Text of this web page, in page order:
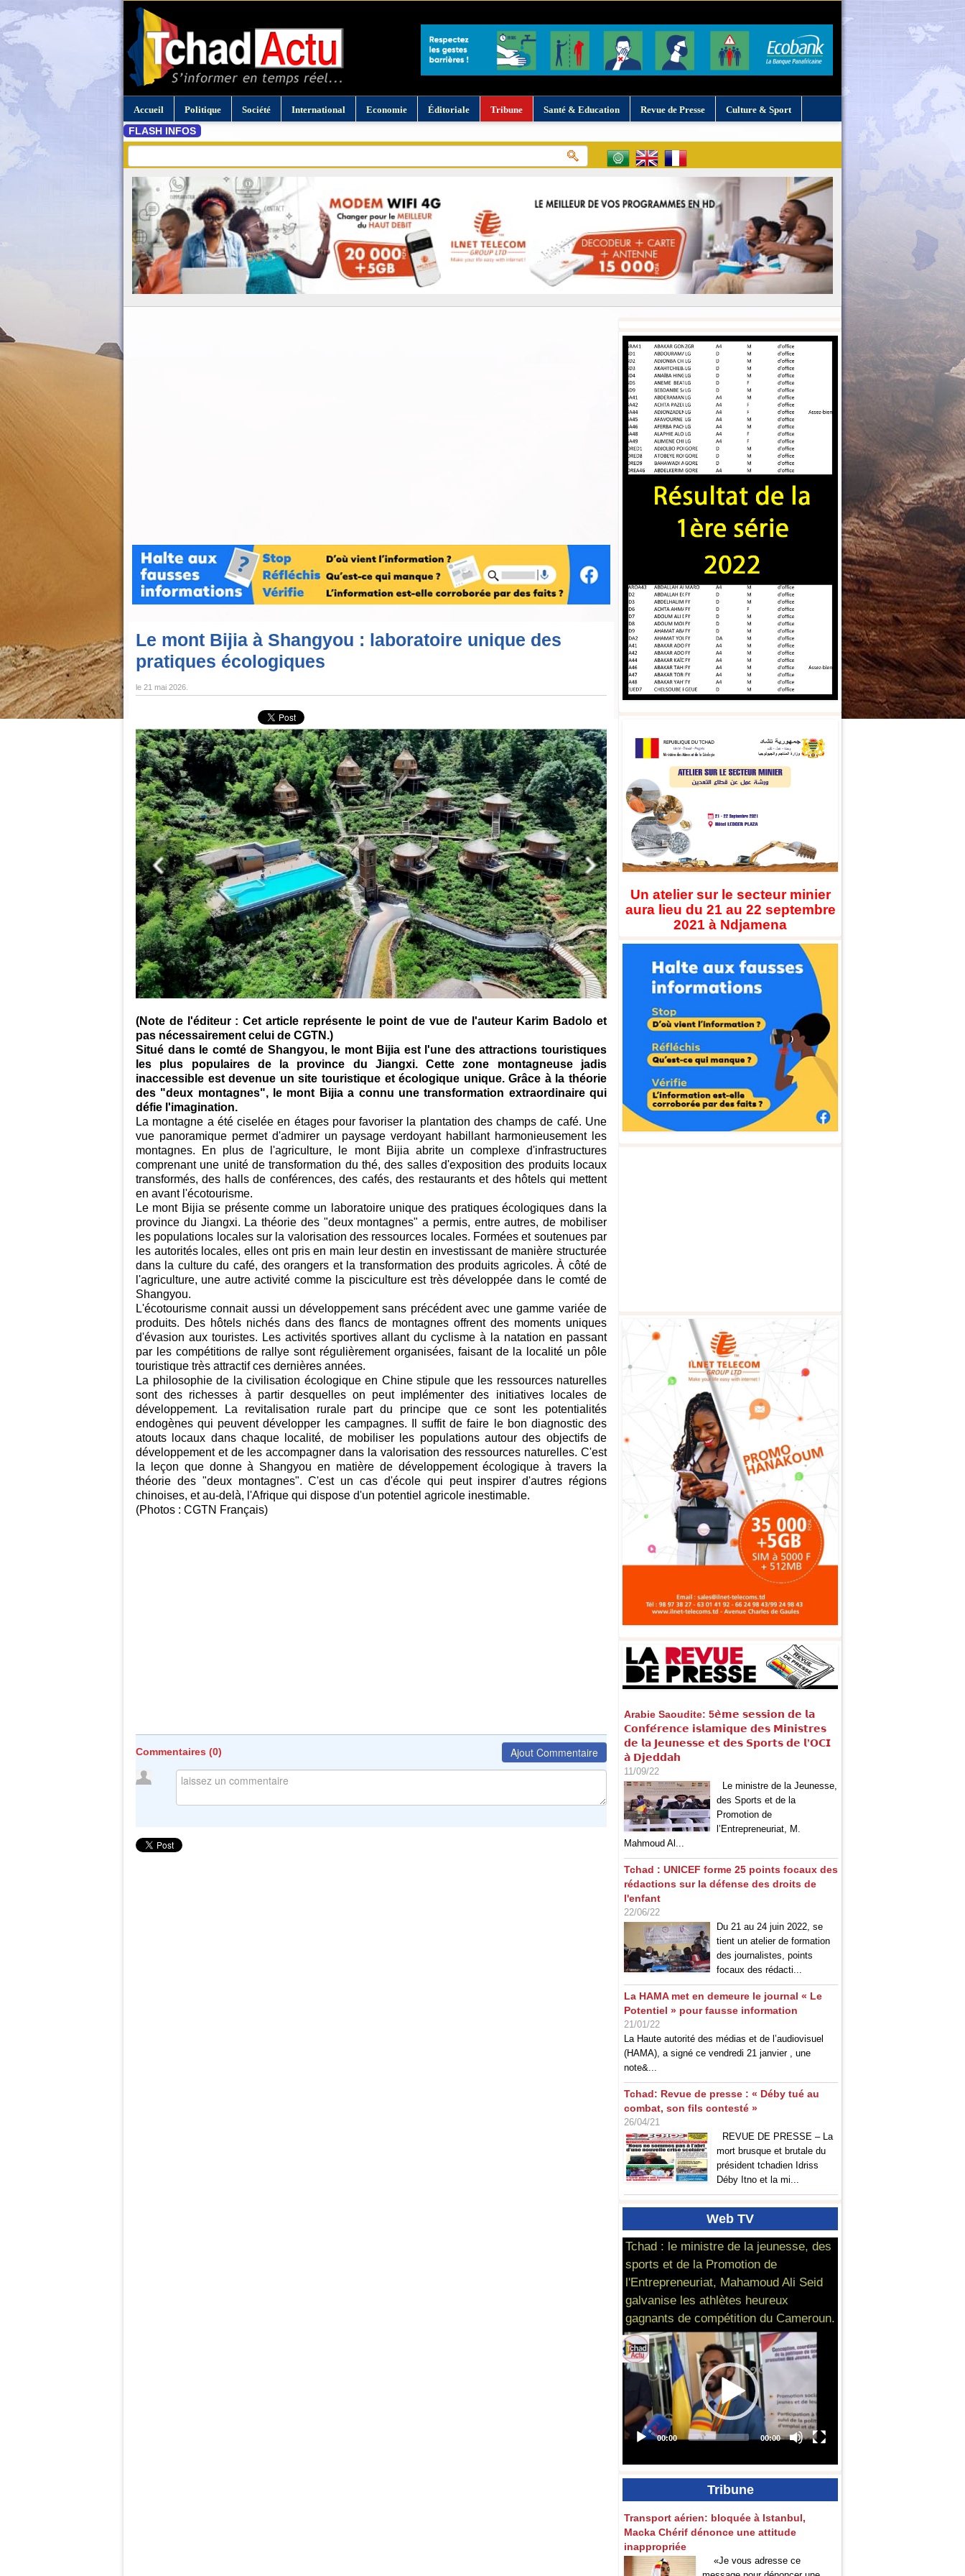
Accueil Politique Société International Economie Éditoriale Tribune Santé & Education Revue de Presse Culture & Sport
FLASH INFOS
Le mont Bijia à Shangyou : laboratoire unique des
pratiques écologiques
le 21 mai 2026
(Note de l'éditeur : Cet article représente le point de vue de l'auteur Karim Badolo et
pas nécessairement celui de CGTN.)
Situé dans le comté de Shangyou, le mont Bijia est l'une des attractions touristiques
les plus populaires de la province du Jiangxi. Cette zone montagneuse jadis
inaccessible est devenue un site touristique et écologique unique. Grâce à la théorie
des "deux montagnes", le mont Bijia a connu une transformation extraordinaire qui
défie l'imagination.
La montagne a été ciselée en étages pour favoriser la plantation des champs de café. Une
vue panoramique permet d'admirer un paysage verdoyant habillant harmonieusement les
montagnes. En plus de l'agriculture, le mont Bijia abrite un complexe d'infrastructures
comprenant une unité de transformation du thé, des salles d'exposition des produits locaux
transformés, des halls de conférences, des cafés, des restaurants et des hôtels qui mettent
en avant l'écotourisme.
Le mont Bijia se présente comme un laboratoire unique des pratiques écologiques dans la
province du Jiangxi. La théorie des "deux montagnes" a permis, entre autres, de mobiliser
les populations locales sur la valorisation des ressources locales. Formées et soutenues par
les autorités locales, elles ont pris en main leur destin en investissant de manière structurée
dans la culture du café, des orangers et la transformation des produits agricoles. À côté de
l'agriculture, une autre activité comme la pisciculture est très développée dans le comté de
Shangyou.
L'écotourisme connait aussi un développement sans précédent avec une gamme variée de
produits. Des hôtels nichés dans des flancs de montagnes offrent des moments uniques
d'évasion aux touristes. Les activités sportives allant du cyclisme à la natation en passant
par les compétitions de rallye sont régulièrement organisées, faisant de la localité un pôle
touristique très attractif ces dernières années.
La philosophie de la civilisation écologique en Chine stipule que les ressources naturelles
sont des richesses à partir desquelles on peut implémenter des initiatives locales de
développement. La revitalisation rurale part du principe que ce sont les potentialités
endogènes qui peuvent développer les campagnes. Il suffit de faire le bon diagnostic des
atouts locaux dans chaque localité, de mobiliser les populations autour des objectifs de
développement et de les accompagner dans la valorisation des ressources naturelles. C'est
la leçon que donne à Shangyou en matière de développement écologique à travers la
théorie des "deux montagnes". C'est un cas d'école qui peut inspirer d'autres régions
chinoises, et au-delà, l'Afrique qui dispose d'un potentiel agricole inestimable.
(Photos : CGTN Français)
Commentaires (0) Ajout Commentaire
Un atelier sur le secteur minier
aura lieu du 21 au 22 septembre
2021 à Ndjamena
Arabie Saoudite: 5𝗲̀𝗺𝗲 𝘀𝗲𝘀𝘀𝗶𝗼𝗻 𝗱𝗲 𝗹𝗮
𝗖𝗼𝗻𝗳𝗲́𝗿𝗲𝗻𝗰𝗲 𝗶𝘀𝗹𝗮𝗺𝗶𝗾𝘂𝗲 𝗱𝗲𝘀 𝗠𝗶𝗻𝗶𝘀𝘁𝗿𝗲𝘀
𝗱𝗲 𝗹𝗮 𝗝𝗲𝘂𝗻𝗲𝘀𝘀𝗲 𝗲𝘁 𝗱𝗲𝘀 𝗦𝗽𝗼𝗿𝘁𝘀 𝗱𝗲 𝗹’𝗢𝗖𝗜
𝗮̀ 𝗗𝗷𝗲𝗱𝗱𝗮𝗵
11/09/22
Le ministre de la Jeunesse,
des Sports et de la
Promotion de
l’Entrepreneuriat, M.
Mahmoud Al...
Tchad : UNICEF forme 25 points focaux des
rédactions sur la défense des droits de
l'enfant
22/06/22
Du 21 au 24 juin 2022, se
tient un atelier de formation
des journalistes, points
focaux des rédacti...
La HAMA met en demeure le journal « Le
Potentiel » pour fausse information
21/01/22
La Haute autorité des médias et de l’audiovisuel
(HAMA), a signé ce vendredi 21 janvier , une
note&...
Tchad: Revue de presse : « Déby tué au
combat, son fils contesté »
26/04/21
REVUE DE PRESSE – La
mort brusque et brutale du
président tchadien Idriss
Déby Itno et la mi...
Web TV
Tchad : le ministre de la jeunesse, des
sports et de la Promotion de
l'Entrepreneuriat, Mahamoud Ali Seid
galvanise les athlètes heureux
gagnants de compétition du Cameroun.
Tribune
Transport aérien: bloquée à Istanbul,
Macka Chérif dénonce une attitude
inappropriée
«Je vous adresse ce